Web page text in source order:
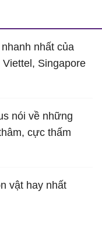
nhất của
Viettel, Singapore
nói về những
cực thấm
vật hay nhất